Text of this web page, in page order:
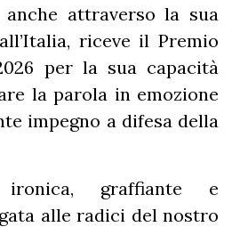
attraverso la sua
riceve il Premio
per la sua capacità
la parola in emozione
impegno a difesa della
graffiante e
alle radici del nostro